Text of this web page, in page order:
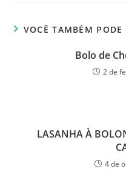
VOCÊ TAMBÉM PODE
Bolo de
2 de
LASANHA À
4 de